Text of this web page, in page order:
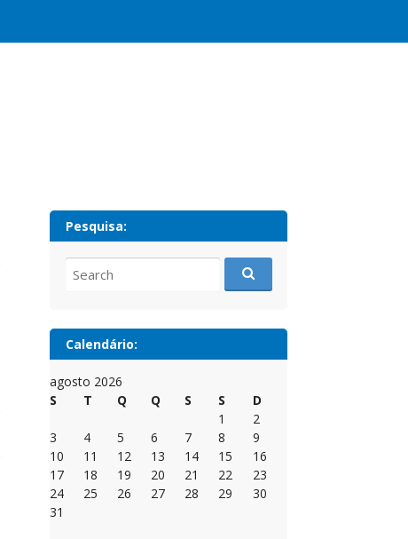
Pesquisa:
for:
Calendário:
agosto 2026
S
T Q Q S S
D
1
2
3
4 5 6 7 8
9
10
11 12 13 14 15
16
17
18 19 20 21 22
23
24
25 26 27 28 29
30
31